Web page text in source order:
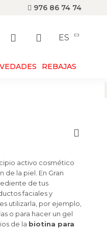
976 86 74 74
ES
REBAJAS
activo cosmético
de la piel. En Gran
de tus
faciales y
utilizarla, por ejemplo,
o para hacer un gel
de la biotina para